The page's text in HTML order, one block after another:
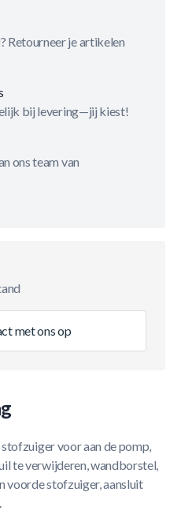
Retourneer je artikelen
bij levering—jij kiest!
ons team van
met ons op
voor aan de pomp,
te verwijderen, wandborstel,
voorde stofzuiger, aansluit